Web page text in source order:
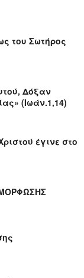
του Σωτήρος
Δόξαν
(Ιωάν.1,14)
έγινε στο